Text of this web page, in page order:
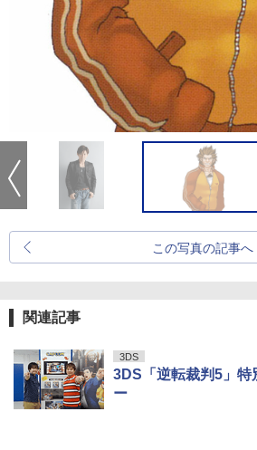
この写真の記事へ
関連記事
3DS
3DS「逆転裁判5」特
ー